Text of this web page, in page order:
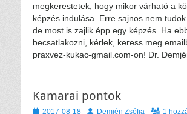
megkerestetek, hogy mikor várható a
képzés indulása. Erre sajnos nem
de most is zajlik épp egy képzés. Ha
becsatlakozni, kérlek, keress meg
praxvez-kukac-gmail.com-on! Dr.
Kamarai pontok
Közzétéve
2017-08-18 SzerzőDemjén Zsófia 1